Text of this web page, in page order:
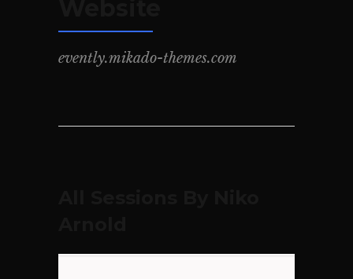
evently.mikado-themes.com